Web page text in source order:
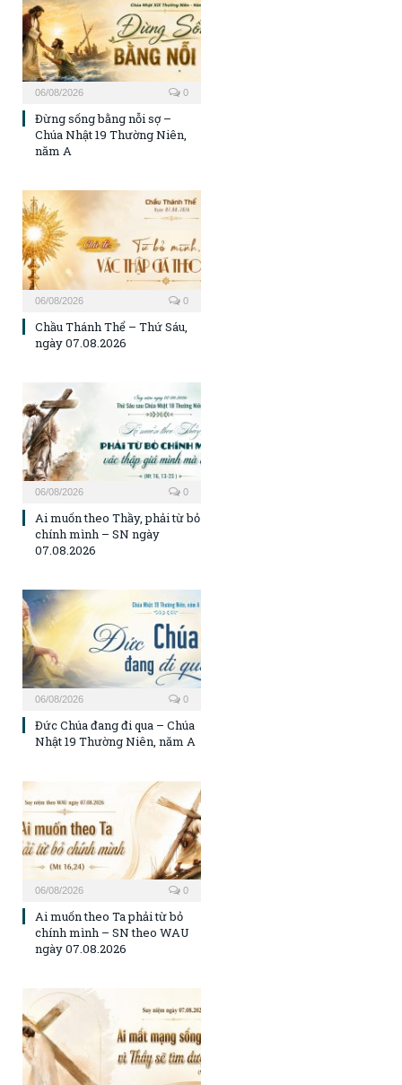
06/08/2026 0
Đừng sống bằng nỗi sợ –
Chúa Nhật 19 Thường Niên,
năm A
06/08/2026 0
Chầu Thánh Thể – Thứ Sáu,
ngày 07.08.2026
06/08/2026 0
Ai muốn theo Thầy, phải từ bỏ
chính mình – SN ngày
07.08.2026
06/08/2026 0
Đức Chúa đang đi qua – Chúa
Nhật 19 Thường Niên, năm A
06/08/2026 0
Ai muốn theo Ta phải từ bỏ
chính mình – SN theo WAU
ngày 07.08.2026